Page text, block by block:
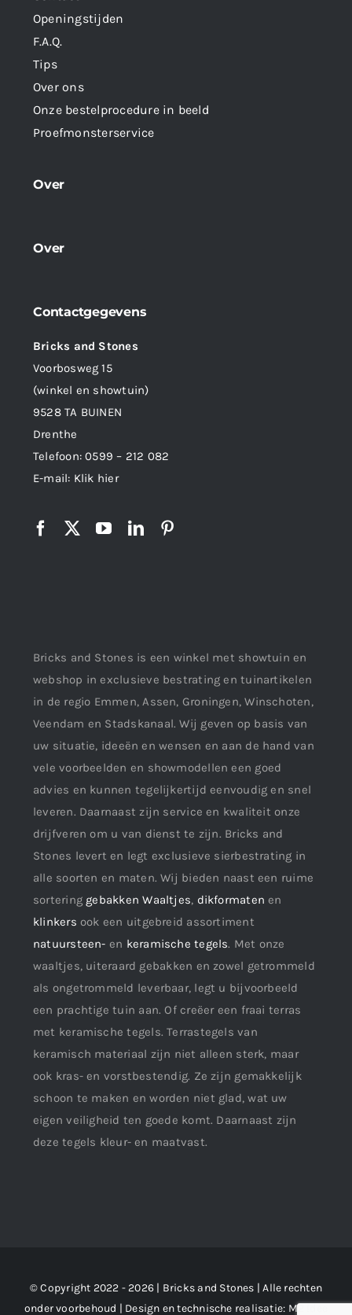
Openingstijden
F.A.Q.
Tips
Over ons
Onze bestelprocedure in beeld
Proefmonsterservice
Over
Over
Contactgegevens
Bricks and Stones
Voorbosweg 15
(winkel en showtuin)
9528 TA BUINEN
Drenthe
Telefoon:0599 – 212 082
E-mail: Klik hier
Bricks and Stones is een winkel met showtuin en
webshop in exclusieve bestrating en tuinartikelen
in de regio Emmen, Assen, Groningen, Winschoten,
Veendam en Stadskanaal. Wij geven op basis van
uw situatie, ideeën en wensen en aan de hand van
vele voorbeelden en showmodellen een goed
advies en kunnen tegelijkertijd eenvoudig en snel
leveren. Daarnaast zijn service en kwaliteit onze
drijfveren om u van dienst te zijn. Bricks and
Stones levert en legt exclusieve sierbestrating in
alle soorten en maten. Wij bieden naast een ruime
sortering gebakken Waaltjes, dikformaten en
klinkers ook een uitgebreid assortiment
natuursteen- en keramische tegels. Met onze
waaltjes, uiteraard gebakken en zowel getrommeld
als ongetrommeld leverbaar, legt u bijvoorbeeld
een prachtige tuin aan. Of creëer een fraai terras
met keramische tegels. Terrastegels van
keramisch materiaal zijn niet alleen sterk, maar
ook kras- en vorstbestendig. Ze zijn gemakkelijk
schoon te maken en worden niet glad, wat uw
eigen veiligheid ten goede komt. Daarnaast zijn
deze tegels kleur- en maatvast.
© Copyright 2022 - 2026 | Bricks and Stones | Alle rechten
onder voorbehoud | Design en technische realisatie: M2 !dee